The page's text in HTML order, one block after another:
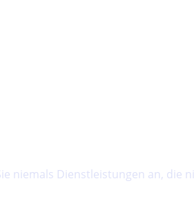
niemals Dienstleistungen an, die
de